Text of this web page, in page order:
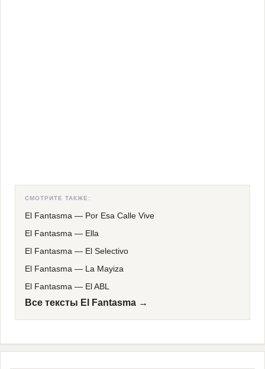
СМОТРИТЕ ТАКЖЕ:
El Fantasma — Por Esa Calle Vive
El Fantasma — Ella
El Fantasma — El Selectivo
El Fantasma — La Mayiza
El Fantasma — El ABL
Все тексты El Fantasma →